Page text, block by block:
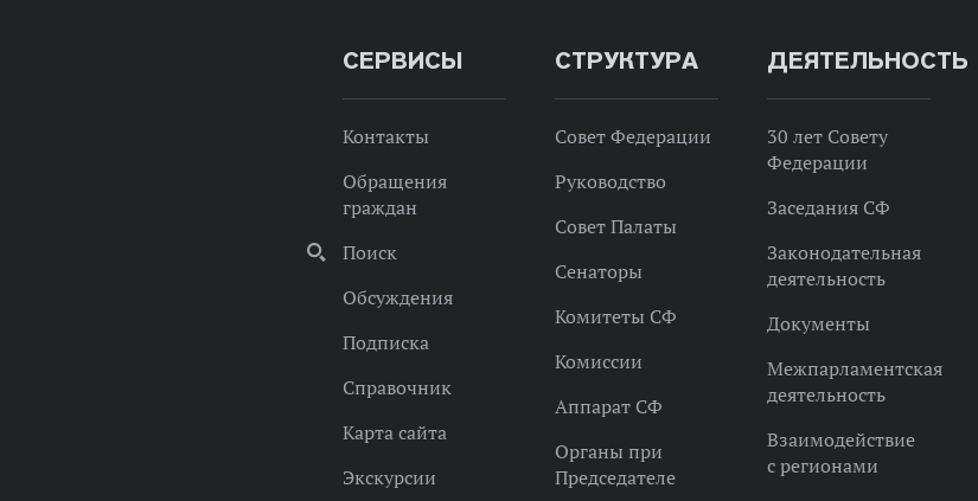
СЕРВИСЫ
Контакты
Обращения
граждан
Поиск
Обсуждения
Подписка
Справочник
Карта сайта
Экскурсии
СТРУКТУРА
Совет Федерации
Руководство
Совет Палаты
Сенаторы
Комитеты СФ
Комиссии
Аппарат СФ
Органы при
Председателе
ДЕЯТЕЛЬНОСТЬ
30 лет Совету
Федерации
Заседания СФ
Законодательная
деятельность
Документы
Межпарламентская
деятельность
Взаимодействие
с регионами